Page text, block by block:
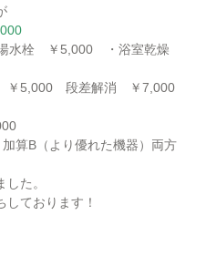
水栓 ￥5,000 ・浴室乾燥
￥5,000 段差解消 ￥7,000
算B（より優れた機器）両方
した。
しております！